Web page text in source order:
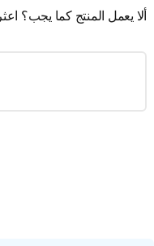
ألا يعمل المنتج كما يجب؟